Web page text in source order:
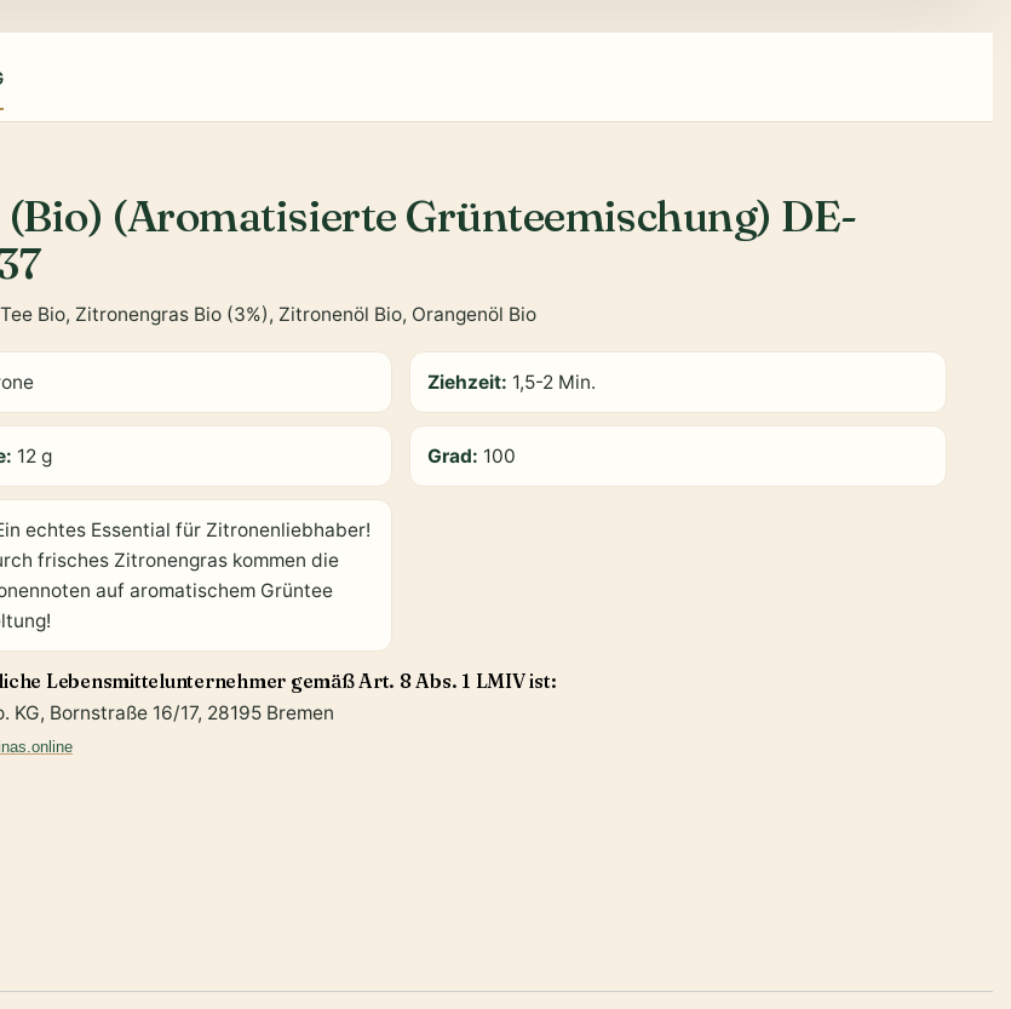
(Aromatisierte Grünteemischung) DE-
Bio, Zitronengras Bio (3%), Zitronenöl Bio, Orangenöl Bio
Ziehzeit: 1,5-2 Min.
12 g Grad: 100
echtes Essential für Zitronenliebhaber!
frisches Zitronengras kommen die
auf aromatischem Grüntee
Lebensmittelunternehmer gemäß Art. 8 Abs. 1 LMIV ist:
KG, Bornstraße 16/17, 28195 Bremen